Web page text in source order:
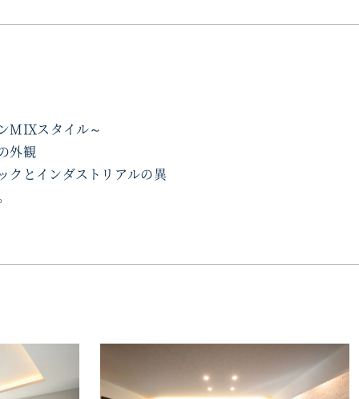
MIXスタイル～
外観
クとインダストリアルの異